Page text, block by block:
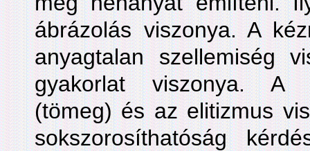
ábrázolás viszonya. A
anyagtalan szellemiség
gyakorlat viszonya. A
(tömeg) és az elitizmus
sokszorosíthatóság